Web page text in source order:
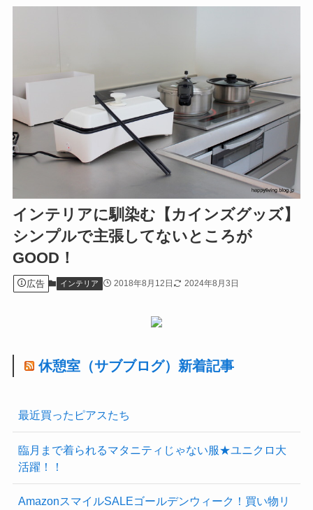
インテリアに馴染む【カインズグッズ】
シンプルで主張してないところが
GOOD！
広告 インテリア 2018年8月12日 2024年8月3日
休憩室（サブブログ）新着記事
最近買ったピアスたち
臨月まで着られるマタニティじゃない服★ユニクロ大
活躍！！
AmazonスマイルSALEゴールデンウィーク！買い物リ